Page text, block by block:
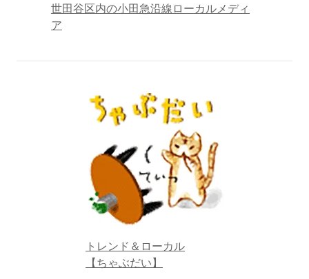
世田谷区内の小田急沿線ローカルメディ
ア
トレンド＆ローカル
【ちゃぶだい】